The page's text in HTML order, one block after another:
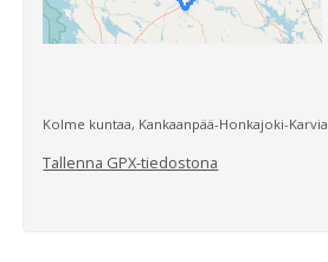
Kolme kuntaa, Kankaanpää-Honkajoki-Karvia.
Tallenna GPX-tiedostona